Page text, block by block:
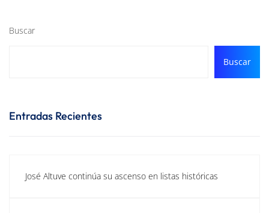
Buscar
Buscar
Entradas Recientes
José Altuve continúa su ascenso en listas históricas